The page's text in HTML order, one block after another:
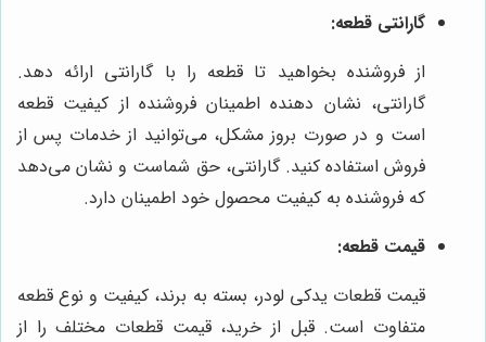
گارانتی قطعه:
از فروشنده بخواهید تا قطعه را با گارانتی ارائه دهد.
گارانتی، نشان دهنده اطمینان فروشنده از کیفیت قطعه
است و در صورت بروز مشکل، می‌توانید از خدمات پس از
فروش استفاده کنید. گارانتی، حق شماست و نشان می‌دهد
که فروشنده به کیفیت محصول خود اطمینان دارد.
قیمت قطعه:
قیمت قطعات یدکی لودر، بسته به برند، کیفیت و نوع قطعه
متفاوت است. قبل از خرید، قیمت قطعات مختلف را از